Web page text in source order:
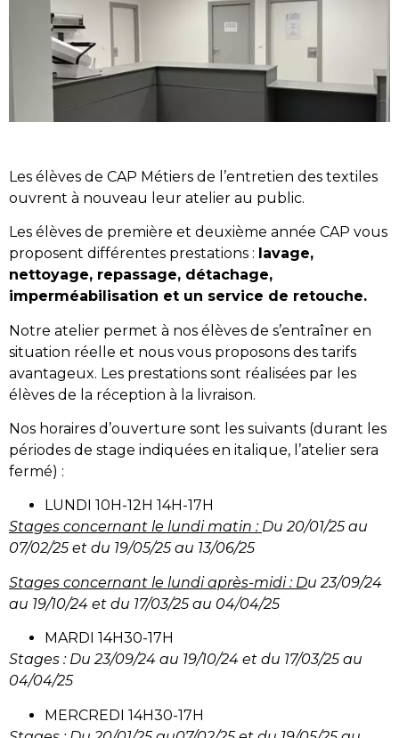
Les élèves de CAP Métiers de l’entretien des textiles
ouvrent à nouveau leur atelier au public.
Les élèves de première et deuxième année CAP vous
proposent différentes prestations : lavage,
nettoyage, repassage, détachage,
imperméabilisation et un service de retouche.
Notre atelier permet à nos élèves de s’entraîner en
situation réelle et nous vous proposons des tarifs
avantageux. Les prestations sont réalisées par les
élèves de la réception à la livraison.
Nos horaires d’ouverture sont les suivants (durant les
périodes de stage indiquées en italique, l’atelier sera
fermé) :
LUNDI 10H-12H 14H-17H
Stages concernant le lundi matin : Du 20/01/25 au
07/02/25 et du 19/05/25 au 13/06/25
Stages concernant le lundi après-midi : Du 23/09/24
au 19/10/24 et du 17/03/25 au 04/04/25
MARDI 14H30-17H
Stages : Du 23/09/24 au 19/10/24 et du 17/03/25 au
04/04/25
MERCREDI 14H30-17H